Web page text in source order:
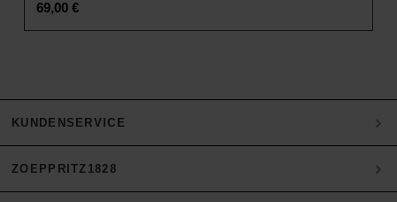
69,00 €
KUNDENSERVICE
Mein Konto
Zahlung
ZOEPPRITZ1828